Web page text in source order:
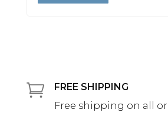

FREE SHIPPING
Free shipping on all